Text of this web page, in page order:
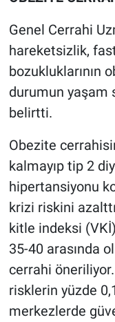
Genel Cerrahi
hareketsizlik,
bozukluklarının
durumun yaşam
belirtti.
Obezite
kalmayıp tip 2
hipertansiyonu
krizi riskini
kitle indeksi
35-40 arasında
cerrahi
risklerin yüzde
merkezlerde